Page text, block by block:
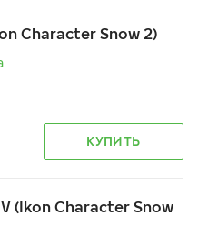
Character Snow 2)
КУПИТЬ
(Ikon Character Snow